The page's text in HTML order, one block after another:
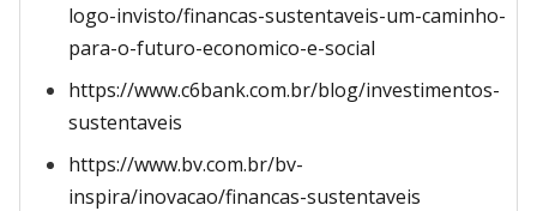
logo-invisto/financas-sustentaveis-um-caminho-
para-o-futuro-economico-e-social
https://www.c6bank.com.br/blog/investimentos-
sustentaveis
https://www.bv.com.br/bv-
inspira/inovacao/financas-sustentaveis